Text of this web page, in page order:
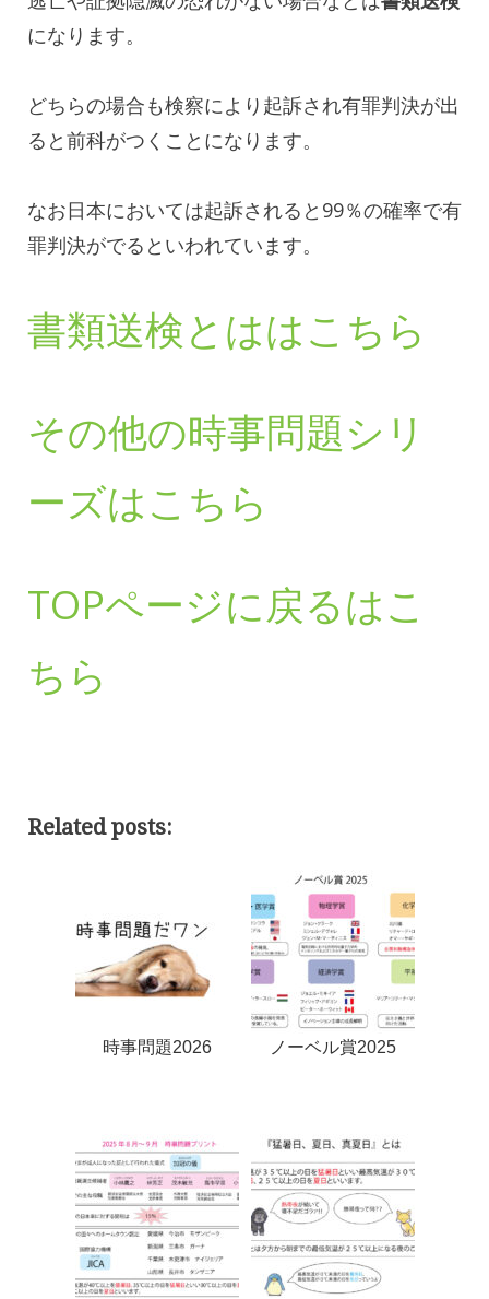
になります。
どちらの場合も検察により起訴され有罪判決が出
ると前科がつくことになります。
なお日本においては起訴されると99％の確率で有
罪判決がでるといわれています。
書類送検とははこちら
その他の時事問題シリ
ーズはこちら
TOPページに戻るはこ
ちら
Related posts:
時事問題2026 ノーベル賞2025